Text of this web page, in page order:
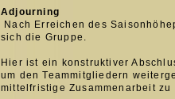
Adjourning
Nach Erreichen des
sich die Gruppe.
Hier ist ein konstruktiver
um den Teammitgliedern
mittelfristige Zusammenarbeit zu